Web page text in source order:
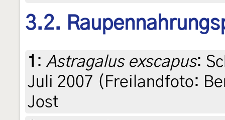
3.2.
1 : Astragalus exscapus:
Juli 2007 (Freilandfoto:
Jost